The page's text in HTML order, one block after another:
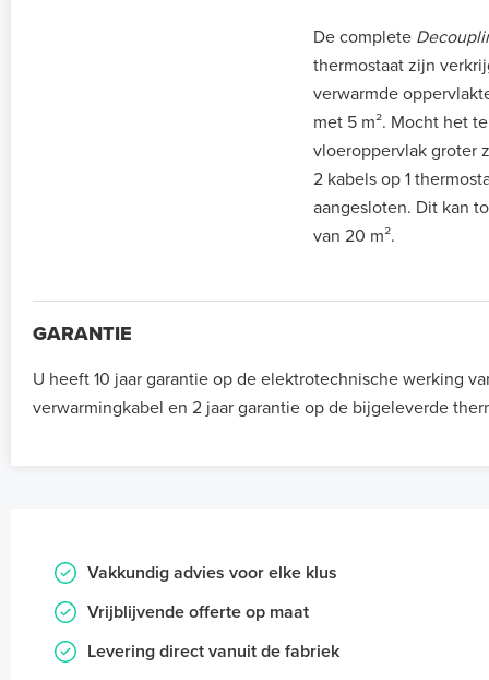
De complete
thermostaat zijn
verwarmde
met 5 m². Mocht het
vloeroppervlak groter
2 kabels op 1
aangesloten. Dit kan
van 20 m².
GARANTIE
U heeft 10 jaar garantie op de elektrotechnische werking
verwarmingkabel en 2 jaar garantie op de bijgeleverde
Vakkundig advies voor elke klus
Vrijblijvende offerte op maat
Levering direct vanuit de fabriek